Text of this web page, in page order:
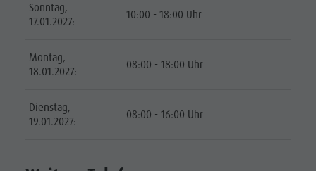
Sonntag,
17.01.2027:
10:00 - 18:00 Uhr
Montag,
18.01.2027:
08:00 - 18:00 Uhr
Dienstag,
19.01.2027:
08:00 - 16:00 Uhr